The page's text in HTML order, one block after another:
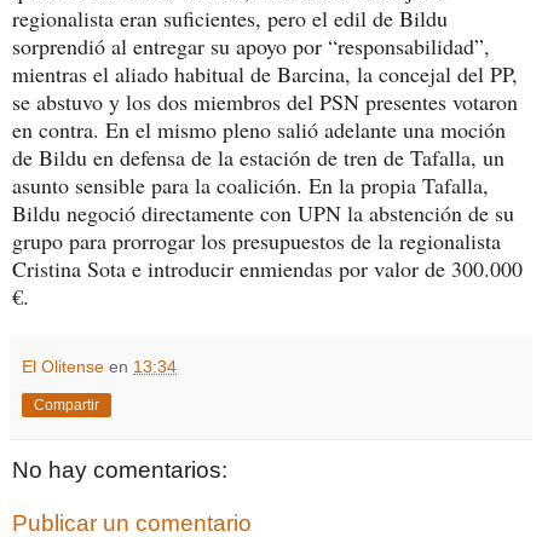
regionalista eran suficientes, pero el edil de Bildu
sorprendió al entregar su apoyo por “responsabilidad”,
mientras el aliado habitual de Barcina, la concejal del PP,
se abstuvo y los dos miembros del PSN presentes votaron
en contra. En el mismo pleno salió adelante una moción
de Bildu en defensa de la estación de tren de Tafalla, un
asunto sensible para la coalición. En la propia Tafalla,
Bildu negoció directamente con UPN la abstención de su
grupo para prorrogar los presupuestos de la regionalista
Cristina Sota e introducir enmiendas por valor de 300.000
€.
El Olitense en 13:34
Compartir
No hay comentarios:
Publicar un comentario